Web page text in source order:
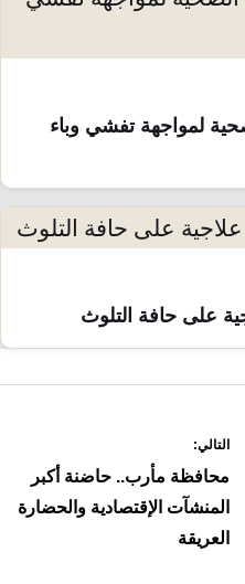
لمواجهة تفشي وباء
على حافة التلوث
التالي:
محافظة مأرب.. حاضنة أكبر
المنشآت الإقتصادية والحضارة
العريقة